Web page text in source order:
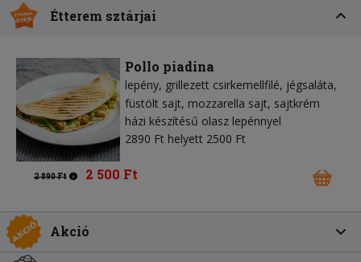
Étterem sztárjai
Pollo piadina
lepény grillezett csirkemellfilé jégsaláta
füstölt sajt mozzarella sajt sajtkrém
házi készítésű olasz lepénnyel
2890 Ft helyett 2500 Ft
2 890 Ft 2 500 Ft
Akció